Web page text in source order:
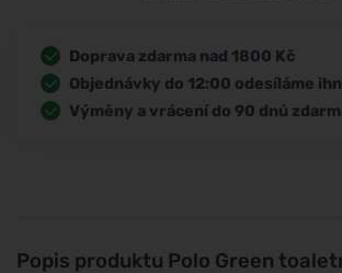
Popis produktu Polo Green
Doprava zdarma nad 1800 Kč
Objednávky do 12:00 odesíláme
Výměny a vrácení do 90 dnů